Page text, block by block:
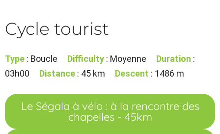
Cycle tourist
Type : Boucle Difficulty : Moyenne Duration :
03h00
Distance : 45 km Descent : 1486 m
Le Ségala à vélo : à la rencontre des
chapelles - 45km